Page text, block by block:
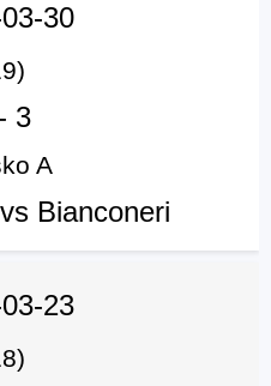
30
- 3
A
Bianconeri
23